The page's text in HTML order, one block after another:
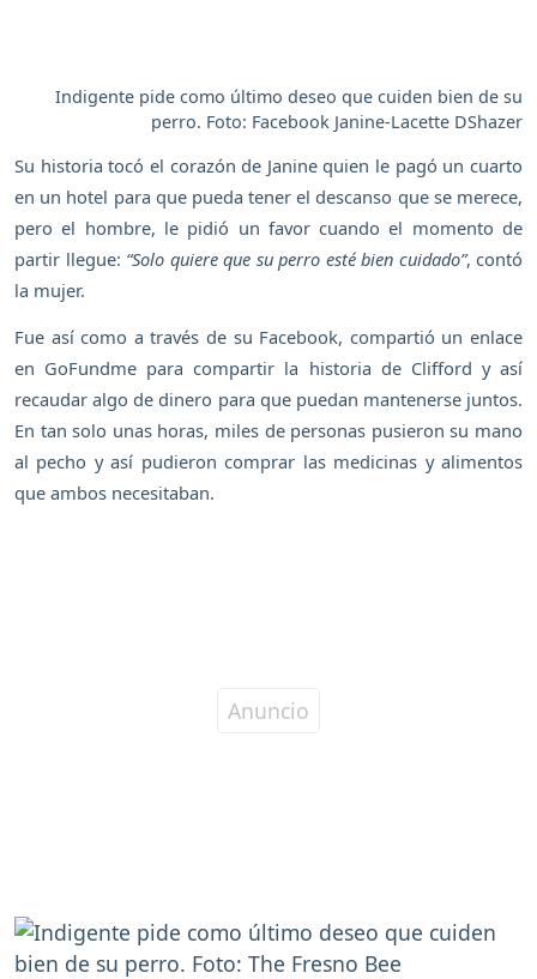
Indigente pide como último deseo que cuiden bien de su
perro. Foto: Facebook Janine-Lacette DShazer
Su historia tocó el corazón de Janine quien le pagó un cuarto
en un hotel para que pueda tener el descanso que se merece,
pero el hombre, le pidió un favor cuando el momento de
partir llegue: “Solo quiere que su perro esté bien cuidado”, contó
la mujer.
Fue así como a través de su Facebook, compartió un enlace
en GoFundme para compartir la historia de Clifford y así
recaudar algo de dinero para que puedan mantenerse juntos.
En tan solo unas horas, miles de personas pusieron su mano
al pecho y así pudieron comprar las medicinas y alimentos
que ambos necesitaban.